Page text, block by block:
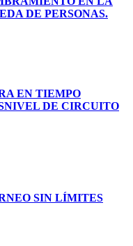
DE PERSONAS.
EN TIEMPO
DE CIRCUITO
SIN LÍMITES